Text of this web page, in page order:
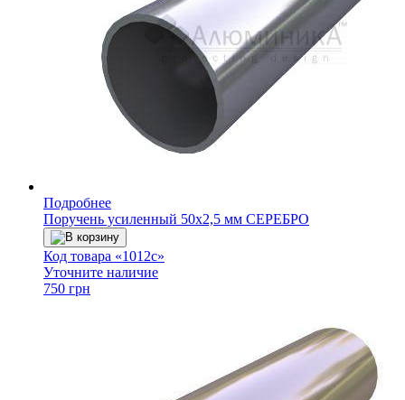
Подробнее
Поручень усиленный 50х2,5 мм СЕРЕБРО
В корзину
Код товара «1012с»
Уточните наличие
750 грн